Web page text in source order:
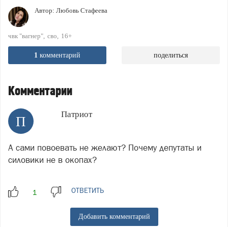
Автор: Любовь Стафеева
чвк "вагнер" сво 16+
1 комментарий поделиться
Комментарии
П Патриот
А сами повоевать не желают? Почему депутаты и
силовики не в окопах?
ОТВЕТИТЬ
Добавить комментарий